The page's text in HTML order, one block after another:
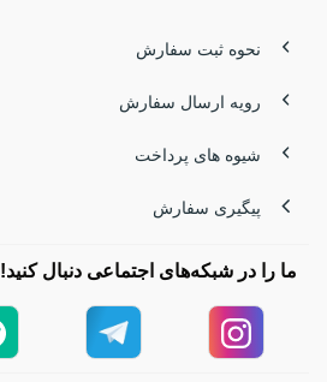
نحوه ثبت سفارش
رویه ارسال سفارش
شیوه های پرداخت
پیگیری سفارش
ما را در شبکه‌های اجتماعی دنبال کنید!